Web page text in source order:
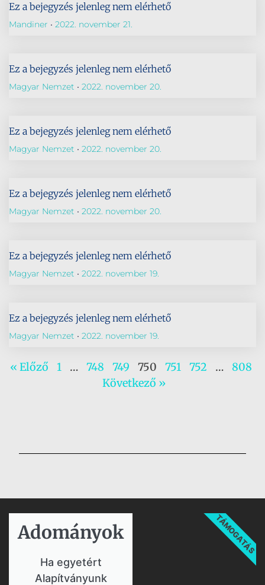
Ez a bejegyzés jelenleg nem elérhető
Mandiner 2022. november 21.
Ez a bejegyzés jelenleg nem elérhető
Magyar Nemzet 2022. november 20.
Ez a bejegyzés jelenleg nem elérhető
Magyar Nemzet 2022. november 20.
Ez a bejegyzés jelenleg nem elérhető
Magyar Nemzet 2022. november 20.
Ez a bejegyzés jelenleg nem elérhető
Magyar Nemzet 2022. november 19.
Ez a bejegyzés jelenleg nem elérhető
Magyar Nemzet 2022. november 19.
« Előző 1 … 748 749 750 751 752 …
808
Következő »
Adományok​
Ha egyetért
Alapítványunk
TÁMOGATÁS